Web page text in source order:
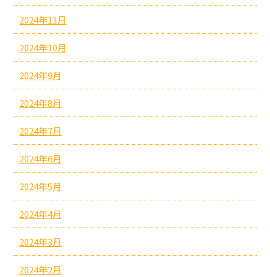
2024年11月
2024年10月
2024年9月
2024年8月
2024年7月
2024年6月
2024年5月
2024年4月
2024年3月
2024年2月